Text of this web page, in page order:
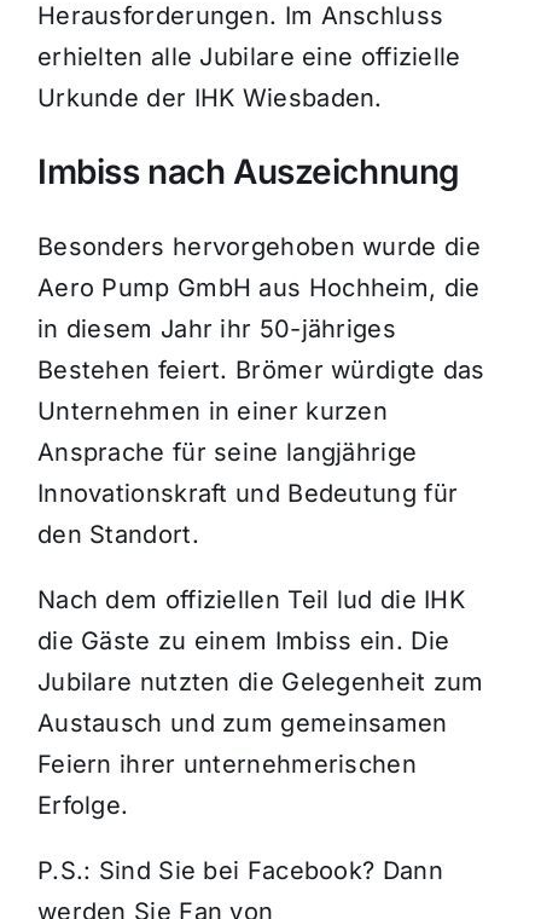
Herausforderungen. Im Anschluss
erhielten alle Jubilare eine offizielle
Urkunde der IHK Wiesbaden.
Imbiss nach Auszeichnung
Besonders hervorgehoben wurde die
Aero Pump GmbH aus Hochheim, die
in diesem Jahr ihr 50-jähriges
Bestehen feiert. Brömer würdigte das
Unternehmen in einer kurzen
Ansprache für seine langjährige
Innovationskraft und Bedeutung für
den Standort.
Nach dem offiziellen Teil lud die IHK
die Gäste zu einem Imbiss ein. Die
Jubilare nutzten die Gelegenheit zum
Austausch und zum gemeinsamen
Feiern ihrer unternehmerischen
Erfolge.
P.S.: Sind Sie bei Facebook? Dann
werden Sie Fan von